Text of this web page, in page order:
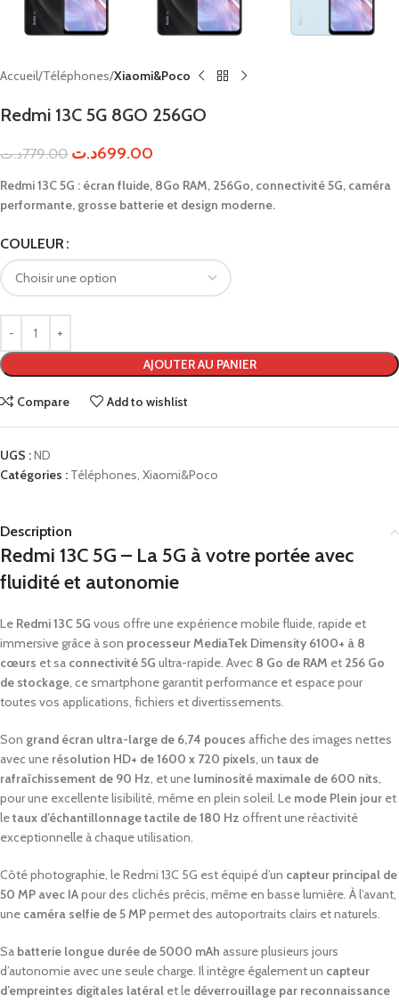
Accueil Téléphones Xiaomi&Poco
Redmi 13C 5G 8GO 256GO
779.00د.ت 699.00د.ت
Redmi13C5G : écran fluide, 8Go RAM, 256Go, connectivité5G, caméra
performante, grosse batterie et design moderne.
COULEUR
AJOUTER AU PANIER
Compare Add to wishlist
UGS :ND
Catégories : Téléphones, Xiaomi&Poco
Description
Redmi 13C 5G – La 5G àvotre portée avec
fluiditéet autonomie
Le Redmi13C5G vous offreune expériencemobilefluide, rapide et
immersivegrâce àson processeurMediaTek Dimensity 6100+ à 8
cœurs etsa connectivité5G ultra-rapide. Avec 8 Go de RAM et 256 Go
de stockage, cesmartphonegarantitperformance et espacepour
toutes vos applications, fichiers etdivertissements.
Son grand écran ultra-large de 6,74 pouces affichedes images nettes
avec une résolution HD+ de1600 x 720 pixels, un taux de
rafraîchissement de 90 Hz, etune luminosité maximale de 600 nits,
pourune excellentelisibilité, même en plein soleil. Le mode Plein jour et
letaux d’échantillonnagetactile de180 Hz offrentuneréactivité
exceptionnelle àchaqueutilisation.
Côtéphotographie, leRedmi 13C 5G est équipéd’un capteur principal de
50 MP avec IApourdes clichés précis, même en basselumière. Àl’avant,
une caméra selfie de5MPpermetdes autoportraits clairs etnaturels.
Sa batterie longue durée de5000 mAh assureplusieurs jours
d’autonomie avec uneseulecharge. Ilintègre égalementun capteur
d’empreintes digitales latéral etle déverrouillage par reconnaissance